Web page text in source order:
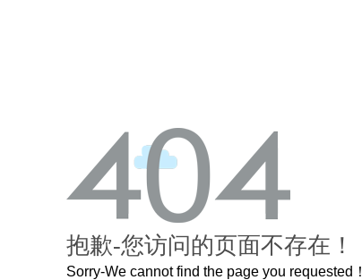
抱歉-您访问的页面不存在！
Sorry-We cannot find the page you requested！